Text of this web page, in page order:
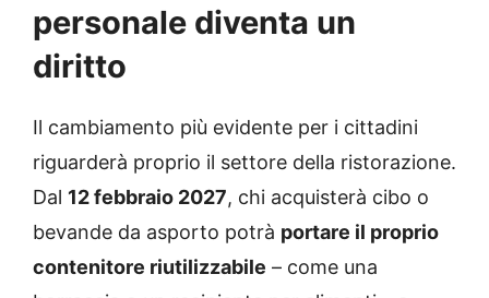
personale diventa un
diritto
Il cambiamento più evidente per i cittadini
riguarderà proprio il settore della ristorazione.
Dal 12 febbraio 2027, chi acquisterà cibo o
bevande da asporto potrà portare il proprio
contenitore riutilizzabile – come una